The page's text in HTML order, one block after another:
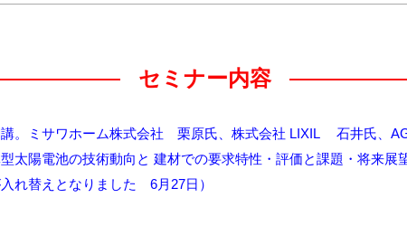
セミナー内容
。ミサワホーム株式会社 栗原氏、株式会社 LIXIL 石井氏、
太陽電池の技術動向と 建材での要求特性・評価と課題・将来
れ替えとなりました 6月27日）